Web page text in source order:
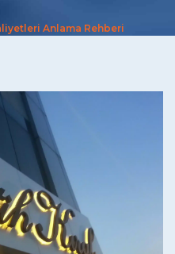
Anlama Rehberi